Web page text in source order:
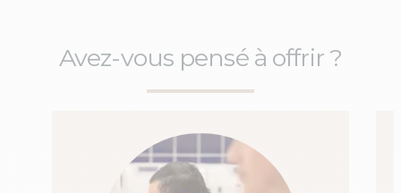
Avez-vous pensé à offrir ?